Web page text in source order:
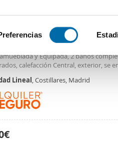
analizándolo activamente
cómo se procesan sus
de datos
. Puede cambiar o
se usan para personalizar el
el tráfico. Además,
de redes sociales,
2
piso ascensor y terraza Ciudad
y Equipada, 2 baños
calefacción Central, exterior, se
Lineal, Costillares, Madrid